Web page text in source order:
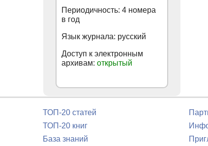
Периодичность: 4 номера
в год
Язык журнала: русский
Доступ к электронным
архивам: открытый
ТОП-20 статей
ТОП-20 книг
База знаний